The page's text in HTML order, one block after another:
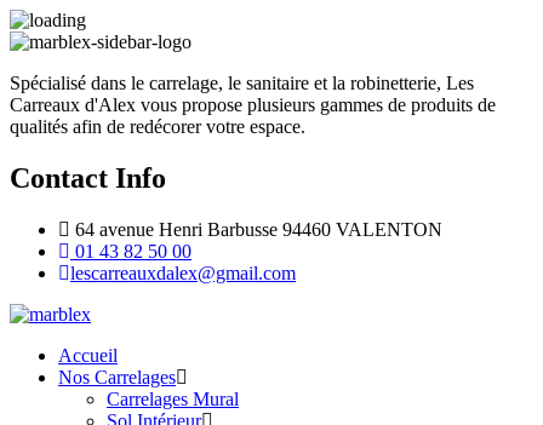
Spécialisé dans le carrelage, le sanitaire et la robinetterie, Les
Carreaux d'Alex vous propose plusieurs gammes de produits de
qualités afin de redécorer votre espace.
Contact Info
64 avenue Henri Barbusse 94460 VALENTON
01 43 82 50 00
lescarreauxdalex@gmail.com
Accueil
Nos Carrelages
Carrelages Mural
Sol Intérieur